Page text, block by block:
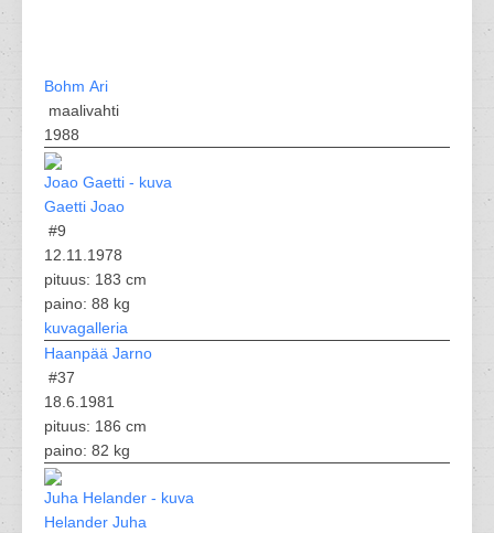
Bohm Ari
maalivahti
1988
Gaetti Joao
#9
12.11.1978
pituus: 183 cm
paino: 88 kg
kuvagalleria
Haanpää Jarno
#37
18.6.1981
pituus: 186 cm
paino: 82 kg
Helander Juha